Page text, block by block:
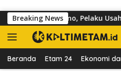
Breaking News
dr Sutomo, Pelaku Usaha
Beranda Etam 24 Ekonomi